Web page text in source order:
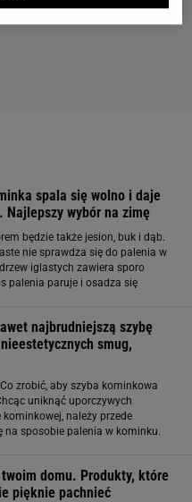
spala się wolno i daje
Najlepszy wybór na zimę
będzie także jesion, buk i dąb.
nie sprawdza się do palenia w
iglastych zawiera sporo
palenia paruje i osadza się
najbrudniejszą szybę
smug,
zrobić, aby szyba kominkowa
uniknąć uporczywych
należy przede
na sposobie palenia w kominku.
domu. Produkty, które
pięknie pachnieć